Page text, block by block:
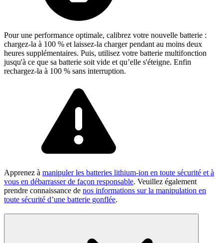
Pour une performance optimale, calibrez votre nouvelle batterie :
chargez-la à 100 % et laissez-la charger pendant au moins deux
heures supplémentaires. Puis, utilisez votre batterie multifonction
jusqu'à ce que sa batterie soit vide et qu’elle s'éteigne. Enfin
rechargez-la à 100 % sans interruption.
Apprenez à manipuler les batteries lithium-ion en toute sécurité et à
vous en débarrasser de façon responsable. Veuillez également
prendre connaissance de nos informations sur la manipulation en
toute sécurité d’une batterie gonflée.